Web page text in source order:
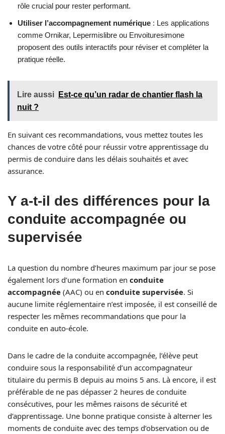
rôle crucial pour rester performant.
Utiliser l’accompagnement numérique : Les applications
comme Ornikar, Lepermislibre ou Envoituresimone
proposent des outils interactifs pour réviser et compléter la
pratique réelle.
Lire aussi
Est-ce qu’un radar de chantier flash la
nuit ?
En suivant ces recommandations, vous mettez toutes les
chances de votre côté pour réussir votre apprentissage du
permis de conduire dans les délais souhaités et avec
assurance.
Y a-t-il des différences pour la
conduite accompagnée ou
supervisée
La question du nombre d’heures maximum par jour se pose
également lors d’une formation en conduite
accompagnée (AAC) ou en conduite supervisée. Si
aucune limite réglementaire n’est imposée, il est conseillé de
respecter les mêmes recommandations que pour la
conduite en auto-école.
Dans le cadre de la conduite accompagnée, l’élève peut
conduire sous la responsabilité d’un accompagnateur
titulaire du permis B depuis au moins 5 ans. Là encore, il est
préférable de ne pas dépasser 2 heures de conduite
consécutives, pour les mêmes raisons de sécurité et
d’apprentissage. Une bonne pratique consiste à alterner les
moments de conduite avec des temps d’observation ou de